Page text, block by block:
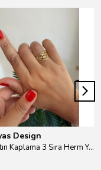
Design
14K Altın Kaplama 3 Sıra Herm Yüzük Gold